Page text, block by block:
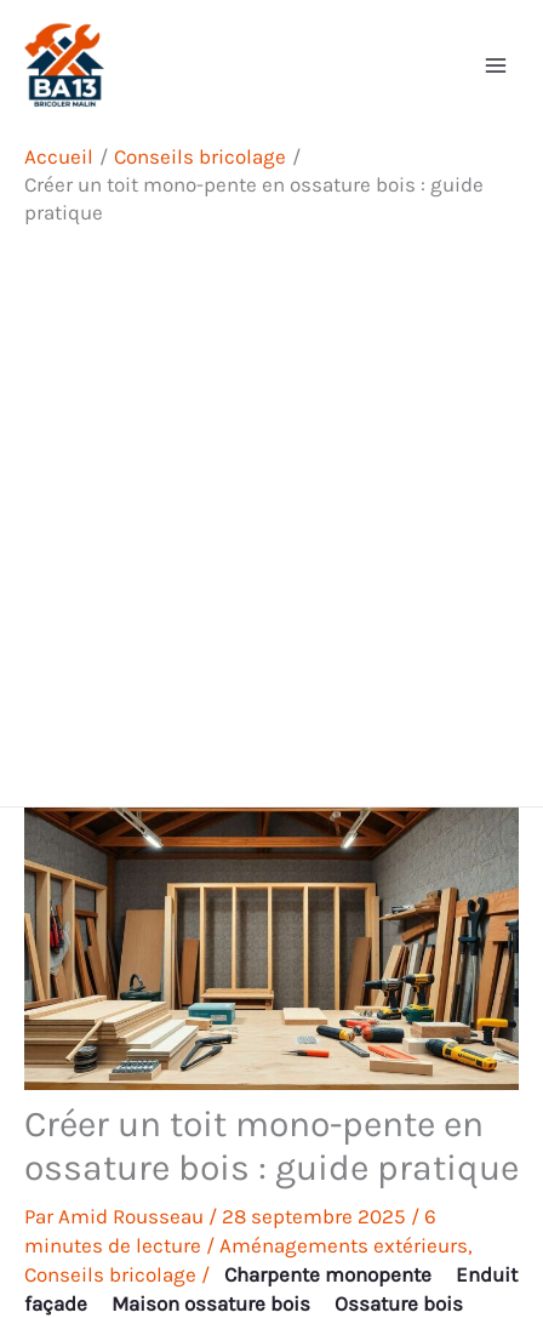
contenu
Accueil
Conseils bricolage
Créer un toit mono-pente en ossature bois : guide
pratique
Créer un toit mono-pente en
ossature bois : guide pratique
ParAmid Rousseau / 28 septembre 2025 / 6
minutes de lecture / Aménagements extérieurs,
Conseils bricolage / Charpente monopente
Enduit
façade
Maison ossature bois Ossature bois
Rechercher